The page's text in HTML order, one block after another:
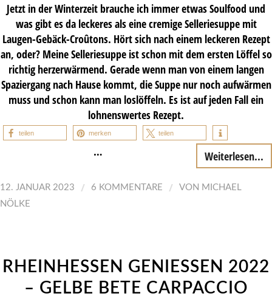
Jetzt in der Winterzeit brauche ich immer etwas Soulfood und
was gibt es da leckeres als eine cremige Selleriesuppe mit
Laugen-Gebäck-Croûtons. Hört sich nach einem leckeren Rezept
an, oder? Meine Selleriesuppe ist schon mit dem ersten Löffel so
richtig herzerwärmend. Gerade wenn man von einem langen
Spaziergang nach Hause kommt, die Suppe nur noch aufwärmen
muss und schon kann man loslöffeln. Es ist auf jeden Fall ein
lohnenswertes Rezept.
teilen merken teilen
… Weiterlesen...
12. JANUAR 2023 / 6 KOMMENTARE / VON MICHAEL
NÖLKE
RHEINHESSEN GENIESSEN 2022
– GELBE BETE CARPACCIO